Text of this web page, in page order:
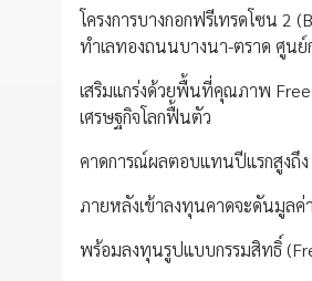
โครงการบางกอกฟรีเทรดโซน 2
ทำเลทองถนนบางนา-ตราด ศูน
เสริมแกร่งด้วยพื้นที่คุณภาพ Free
เศรษฐกิจโลกฟื้นตัว
คาดการณ์ผลตอบแทนปีแรกสูงถึง
ภายหลังเข้าลงทุนคาดจะดันมูล
พร้อมลงทุนรูปแบบกรรมสิทธิ์